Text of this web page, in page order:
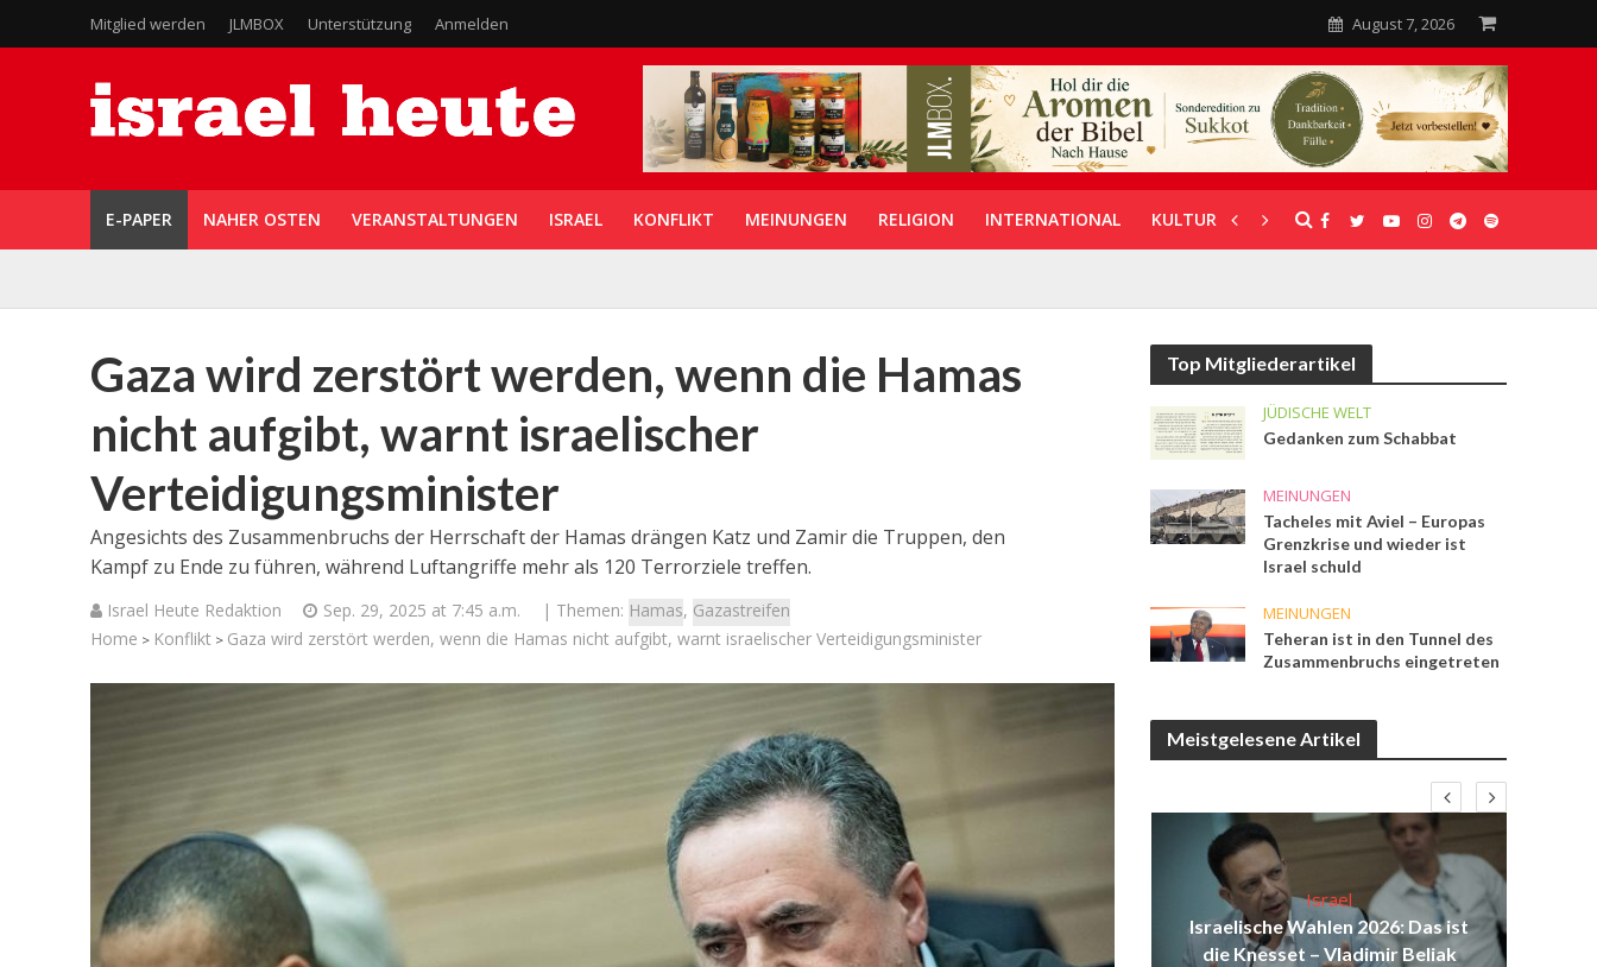
Mitglied werden JLMBOX Unterstützung Anmelden August 7, 2026
E-PAPER NAHER OSTEN VERANSTALTUNGEN ISRAEL KONFLIKT MEINUNGEN RELIGION INTERNATIONAL KULTUR UNTERSTÜTZUNG
Gaza wird zerstört werden, wenn die Hamas
nicht aufgibt, warnt israelischer
Verteidigungsminister
Angesichts des Zusammenbruchs der Herrschaft der Hamas drängen Katz und Zamir die Truppen, den
Kampf zu Ende zu führen, während Luftangriffe mehr als 120 Terrorziele treffen.
Israel Heute Redaktion Sep. 29, 2025 at 7:45 a.m. | Themen: Hamas, Gazastreifen
Home > Konflikt > Gaza wird zerstört werden, wenn die Hamas nicht aufgibt, warnt israelischer Verteidigungsminister
Top Mitgliederartikel
JÜDISCHE WELT
Gedanken zum Schabbat
MEINUNGEN
Tacheles mit Aviel – Europas
Grenzkrise und wieder ist
Israel schuld
MEINUNGEN
Teheran ist in den Tunnel des
Zusammenbruchs eingetreten
Meistgelesene Artikel
Jenseits des Schlachtfelds:
Israelische Initiativen helfen
Soldaten beim Übergang ins zivile
Israel
Israelische Wahlen 2026: Das ist
die Knesset – Moshe Abutbul
Israel
Israelische Wahlen 2026: Das ist
die Knesset – Vladimir Beliak